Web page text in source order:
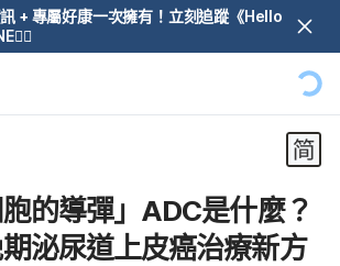
+ 專屬好康一次擁有！立刻追蹤《Hello
胞的導彈」ADC是什麼？
泌尿道上皮癌治療新方